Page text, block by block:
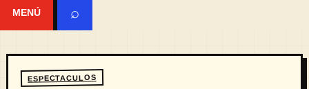
MENÚ ⌕
ESPECTACULOS